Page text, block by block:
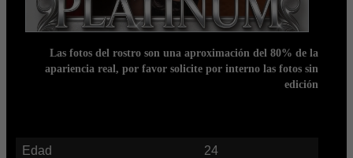
Las fotos del rostro son una aproximación del 80% de la
apariencia real, por favor solicite por interno las fotos sin
edición
Edad 24